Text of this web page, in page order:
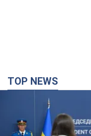
TOP NEWS